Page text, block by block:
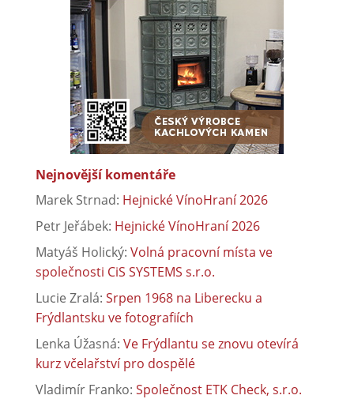
Nejnovější komentáře
Marek Strnad: Hejnické VínoHraní 2026
Petr Jeřábek: Hejnické VínoHraní 2026
Matyáš Holický: Volná pracovní místa ve
společnosti CiS SYSTEMS s.r.o.
Lucie Zralá: Srpen 1968 na Liberecku a
Frýdlantsku ve fotografiích
Lenka Úžasná: Ve Frýdlantu se znovu otevírá
kurz včelařství pro dospělé
Vladimír Franko: Společnost ETK Check, s.r.o.